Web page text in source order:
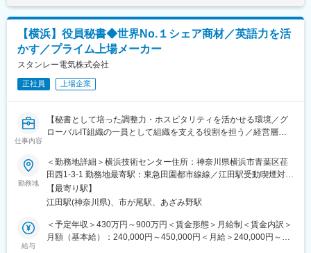
◇創業約180年の歴史で培ったノウハウを軸に、トップクラスの
品質を誇る焼酎／日本酒／ウイスキー／ワインを製造していま
す。
◇国際的な酒類品評会で日本1位を獲得した確かな技術力を有して
おります。
◇直近ではお客様に近いサービス展開を目指し、ウイスキーのオ
ーナーズカスク事業や蔵直営オリジナル商品のECサイト運営、ホ
です。
・取締役のスケジュール、会議、出張の調整・管理
・メール対応、報告書の作成・準備
・会食、社内外イベントの調整 など
・取締役会事務局の運営
■ポジションの魅力：
す。
・国内拠点、外部関係先との連携を通じて業務経験を積むことが
・秘書業務に加え、経営サポート、社内外調整など、幅広い業務
に携わることができます。
■組織構成：
30代～40代のメンバーが在籍しております。
【横浜】役員秘書◆世界No.１シェア商材／英語力を活
かす／プライム上場メーカー
スタンレー電気株式会社
正社員 上場企業
仕事内容
【秘書として培った調整力・ホスピタリティを活かせる環境／グ
ローバルIT組織の一員として組織を支える役割を担う／経営層に
スタンレーグループの面光源プロジェクト（面発光リアランプな
どの開発部門）で、統括部役員の秘書として経営層を支えなが
ら、部門の事務・調整業務にも関わるポジションです。
■業務内容：役員のスケジュール管理と日程調整を中心に、国内外
のグループ会社や社内関係者との調整を行い、優先度を踏まえた
予定管理を行います。加えて、出張や会食に関する交通・宿泊手
勤務地
＜勤務地詳細＞横浜技術センター住所：神奈川県横浜市青葉区荏
田西1-3-1 勤務地最寄駅：東急田園都市線線／江田駅受動喫煙対
策：屋内全面禁煙変更の範囲：会社の定める事業所
【最寄り駅】
江田駅(神奈川県)、市が尾駅、あざみ野駅
給与
＜予定年収＞430万円～900万円＜賃金形態＞月給制＜賃金内訳＞
月額（基本給）：240,000円～450,000円＜月給＞240,000円～